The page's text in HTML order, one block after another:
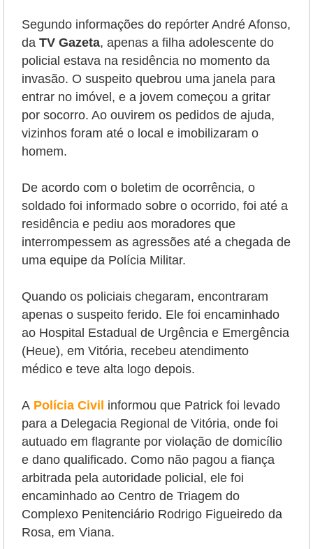
Segundo informações do repórter André Afonso,
da TV Gazeta, apenas a filha adolescente do
policial estava na residência no momento da
invasão. O suspeito quebrou uma janela para
entrar no imóvel, e a jovem começou a gritar
por socorro. Ao ouvirem os pedidos de ajuda,
vizinhos foram até o local e imobilizaram o
homem.
De acordo com o boletim de ocorrência, o
soldado foi informado sobre o ocorrido, foi até a
residência e pediu aos moradores que
interrompessem as agressões até a chegada de
uma equipe da Polícia Militar.
Quando os policiais chegaram, encontraram
apenas o suspeito ferido. Ele foi encaminhado
ao Hospital Estadual de Urgência e Emergência
(Heue), em Vitória, recebeu atendimento
médico e teve alta logo depois.
A Polícia Civil informou que Patrick foi levado
para a Delegacia Regional de Vitória, onde foi
autuado em flagrante por violação de domicílio
e dano qualificado. Como não pagou a fiança
arbitrada pela autoridade policial, ele foi
encaminhado ao Centro de Triagem do
Complexo Penitenciário Rodrigo Figueiredo da
Rosa, em Viana.